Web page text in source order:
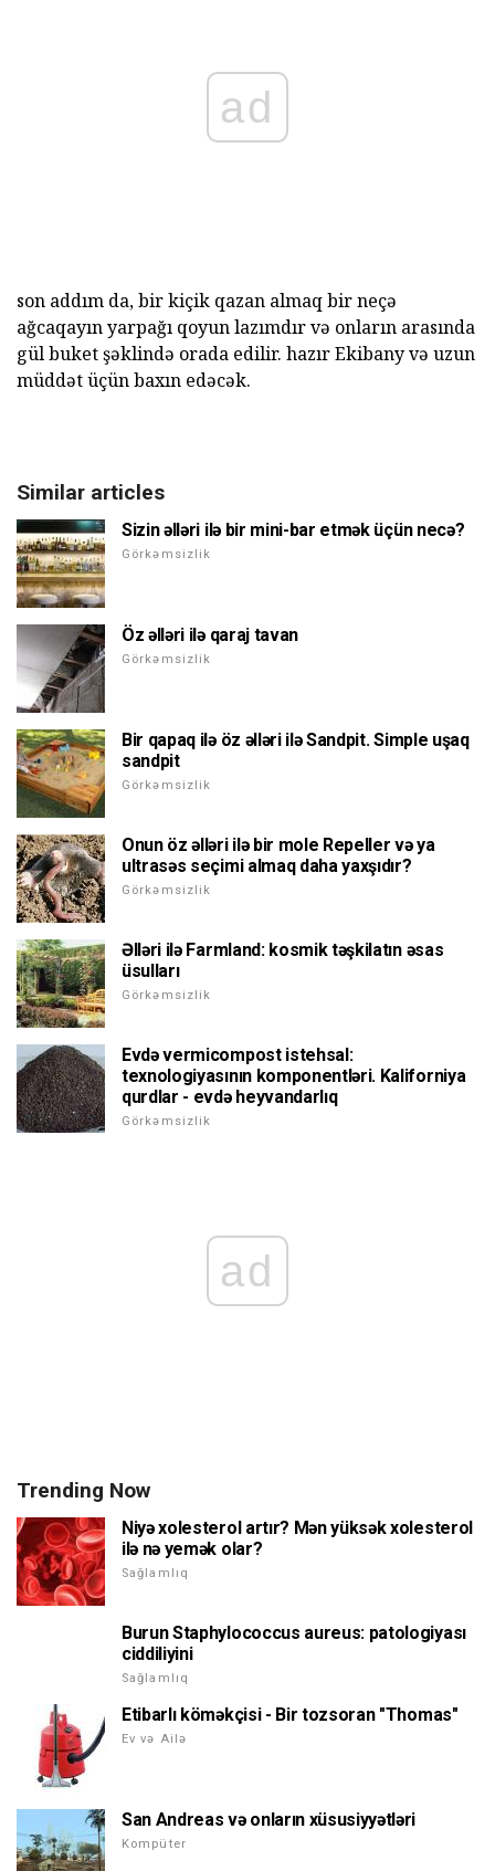
ad
son addım da, bir kiçik qazan almaq bir neçə
ağcaqayın yarpağı qoyun lazımdır və onların arasında
gül buket şəklində orada edilir. hazır Ekibany və uzun
müddət üçün baxın edəcək.
Similar articles
Sizin əlləri ilə bir mini-bar etmək üçün necə?
Görkəmsizlik
Öz əlləri ilə qaraj tavan
Görkəmsizlik
Bir qapaq ilə öz əlləri ilə Sandpit. Simple uşaq
sandpit
Görkəmsizlik
Onun öz əlləri ilə bir mole Repeller və ya
ultrasəs seçimi almaq daha yaxşıdır?
Görkəmsizlik
Əlləri ilə Farmland: kosmik təşkilatın əsas
üsulları
Görkəmsizlik
Evdə vermicompost istehsal:
texnologiyasının komponentləri. Kaliforniya
qurdlar - evdə heyvandarlıq
Görkəmsizlik
ad
Trending Now
Niyə xolesterol artır? Mən yüksək xolesterol
ilə nə yemək olar?
Sağlamlıq
Burun Staphylococcus aureus: patologiyası
ciddiliyini
Sağlamlıq
Etibarlı köməkçisi - Bir tozsoran "Thomas"
Ev və Ailə
San Andreas və onların xüsusiyyətləri
Kompüter